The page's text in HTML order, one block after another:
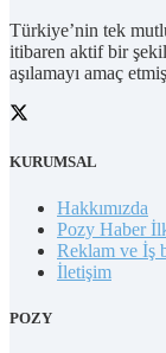
Türkiye’nin tek
itibaren aktif bir
aşılamayı amaç
KURUMSAL
Hakkımızda
Pozy Haber
Reklam ve İş
İletişim
POZY